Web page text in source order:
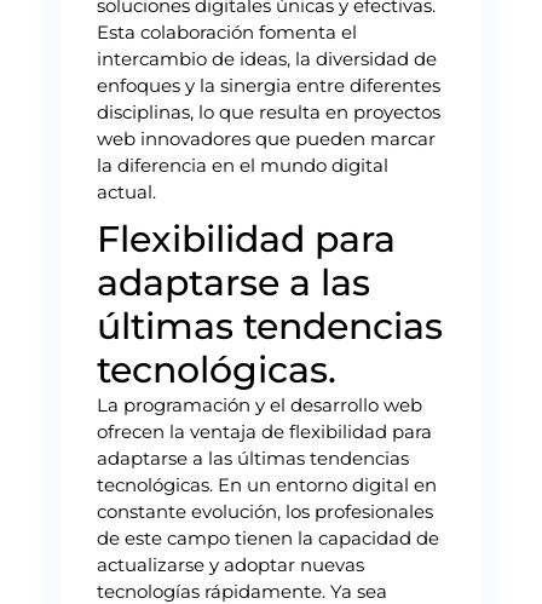
soluciones digitales únicas y efectivas.
Esta colaboración fomenta el
intercambio de ideas, la diversidad de
enfoques y la sinergia entre diferentes
disciplinas, lo que resulta en proyectos
web innovadores que pueden marcar
la diferencia en el mundo digital
actual.
Flexibilidad para
adaptarse a las
últimas tendencias
tecnológicas.
La programación y el desarrollo web
ofrecen la ventaja de flexibilidad para
adaptarse a las últimas tendencias
tecnológicas. En un entorno digital en
constante evolución, los profesionales
de este campo tienen la capacidad de
actualizarse y adoptar nuevas
tecnologías rápidamente. Ya sea